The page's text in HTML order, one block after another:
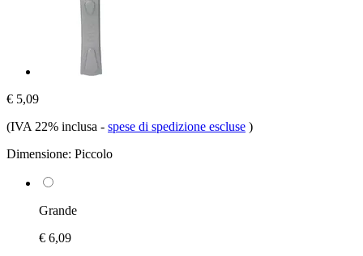
€ 5,09
(IVA 22% inclusa - spese di spedizione escluse )
Dimensione: Piccolo
Grande
€ 6,09